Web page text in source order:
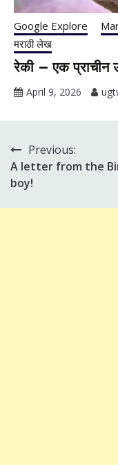
Google Explore
मराठी लेख
रेकी – एक प्राचीन
April 9, 2026
Post
navigation
Previous:
A letter from the
boy!